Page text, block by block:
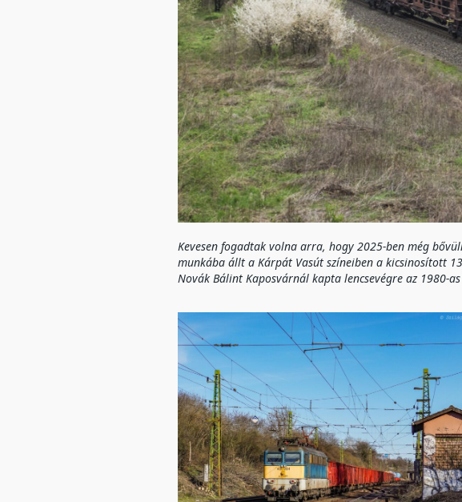
Kevesen fogadtak volna arra, hogy 2025-ben még
munkába állt a Kárpát Vasút színeiben a kicsinosított
Novák Bálint Kaposvárnál kapta lencsevégre az 1980-